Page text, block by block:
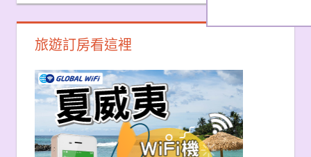
旅遊訂房看這裡